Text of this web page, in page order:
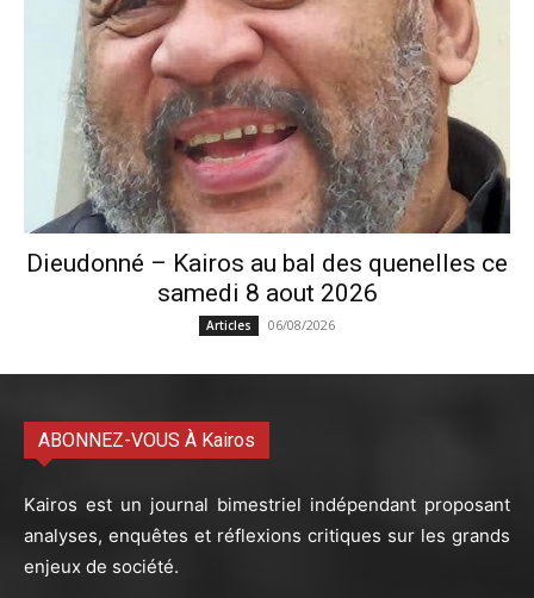
Dieudonné – Kairos au bal des quenelles ce
samedi 8 aout 2026
Articles 06/08/2026
ABONNEZ-VOUS À Kairos
Kairos est un journal bimestriel indépendant proposant
analyses, enquêtes et réflexions critiques sur les grands
enjeux de société.